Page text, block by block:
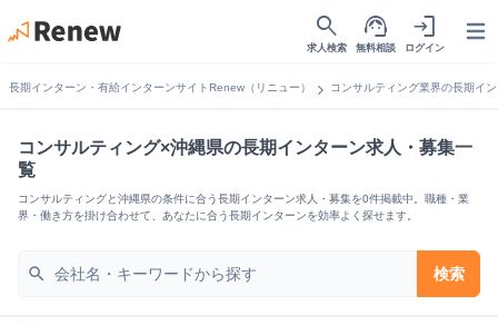
search
求人検索
support_agent
無料相談
login
ログイン
長期インターン・有給インターンサイトRenew（リニュー） chevron_right コンサルティング業界の長期イ
コンサルティング×沖縄県の長期インターン求人・募集一
覧
コンサルティングと沖縄県の条件に合う長期インターン求人・募集を0件掲載中。職種・業
界・働き方を掛け合わせて、あなたに合う長期インターンを効率よく探せます。
search 検索